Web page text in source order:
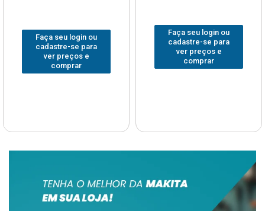
Faça seu login ou
cadastre-se para
ver preços e
comprar
Faça seu login ou
cadastre-se para
ver preços e
comprar